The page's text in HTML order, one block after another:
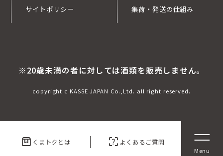
box くまトクとは indeterminate_question_box よくあるご質問
サイトポリシー 集荷・発送の仕組み
※20歳未満の者に対しては酒類を販売しません。
copyright c KASSE JAPAN Co.,Ltd. all right reserved.